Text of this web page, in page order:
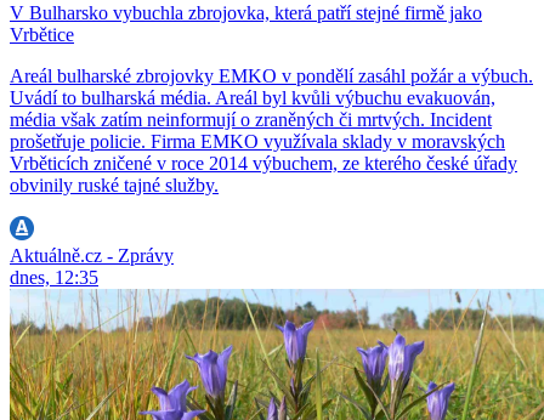
V Bulharsko vybuchla zbrojovka, která patří stejné firmě jako
Vrbětice
Areál bulharské zbrojovky EMKO v pondělí zasáhl požár a výbuch.
Uvádí to bulharská média. Areál byl kvůli výbuchu evakuován,
média však zatím neinformují o zraněných či mrtvých. Incident
prošetřuje policie. Firma EMKO využívala sklady v moravských
Vrběticích zničené v roce 2014 výbuchem, ze kterého české úřady
obvinily ruské tajné služby.
Aktuálně.cz - Zprávy
dnes, 12:35